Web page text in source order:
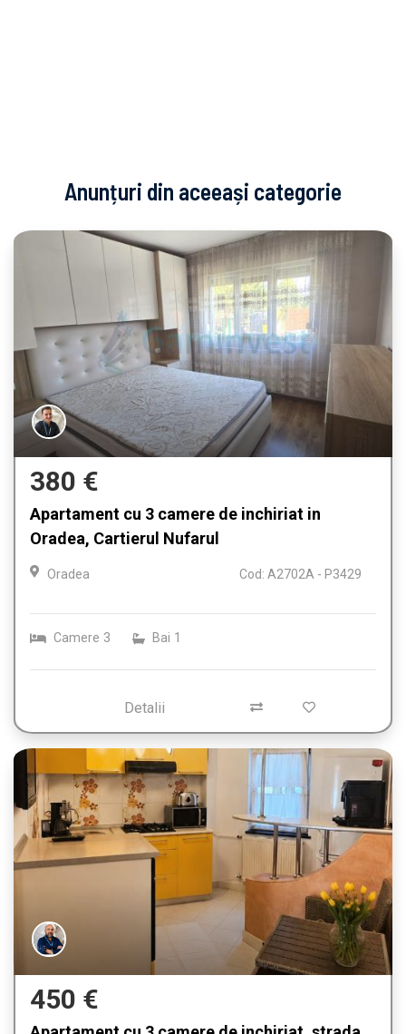
Anunțuri din aceeași categorie
380 €
Apartament cu 3 camere de inchiriat in
Oradea, Cartierul Nufarul
Oradea Cod: A2702A - P3429
Camere 3 Bai 1
Detalii
450 €